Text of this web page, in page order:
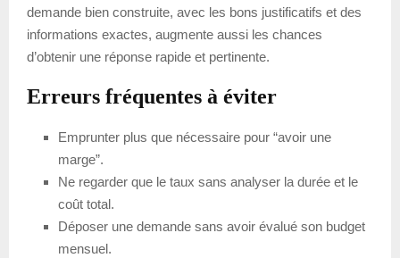
demande bien construite, avec les bons justificatifs et des
informations exactes, augmente aussi les chances
d’obtenir une réponse rapide et pertinente.
Erreurs fréquentes à éviter
Emprunter plus que nécessaire pour “avoir une
marge”.
Ne regarder que le taux sans analyser la durée et le
coût total.
Déposer une demande sans avoir évalué son budget
mensuel.